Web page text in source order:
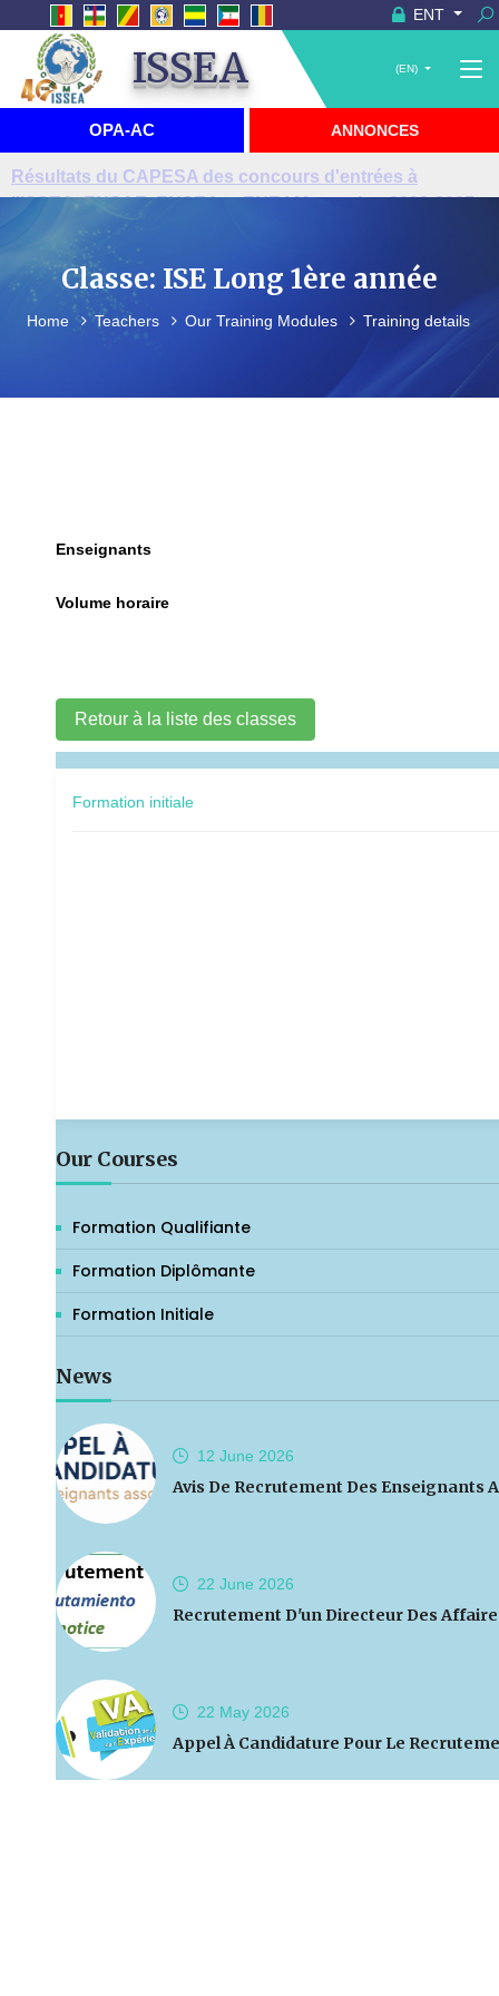
ENT
ISSEA (EN)
OPA-AC ANNONCES
Visite du Haut-Commissaire de Grande-Bretagne à
l'ISSEA
Classe: ISE Long 1ère année
Home Teachers Our Training Modules Training details
Enseignants
Volume horaire
Retour à la liste des classes
Formation initiale
Our Courses
Formation Qualifiante
Formation Diplômante
Formation Initiale
News
12 June 2026
Avis De Recrutement Des Enseignants
22 June 2026
Recrutement D'un Directeur Des
22 May 2026
Appel À Candidature Pour Le